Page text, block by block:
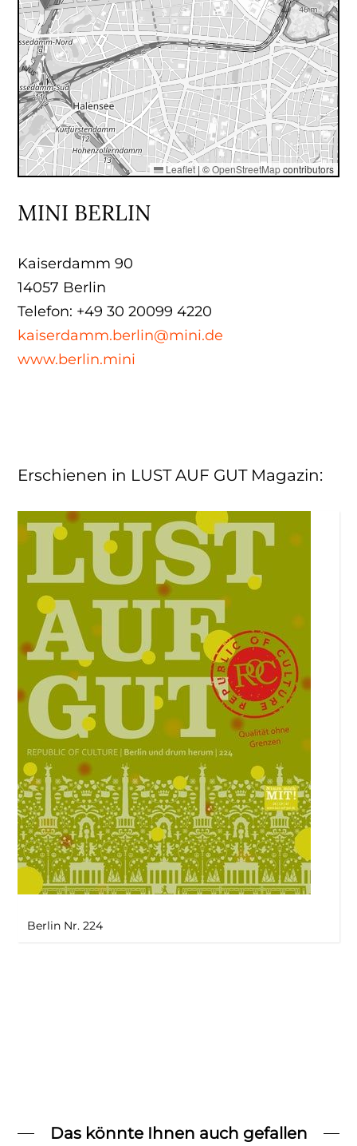
Leaflet | ©OpenStreetMapcontributors
MINI BERLIN
Kaiserdamm 90
14057 Berlin
Telefon: +49 30 20099 4220
kaiserdamm.berlin@mini.de
www.berlin.mini
Erschienen in LUST AUF GUT Magazin:
Berlin Nr. 224
Das könnte Ihnen auch gefallen